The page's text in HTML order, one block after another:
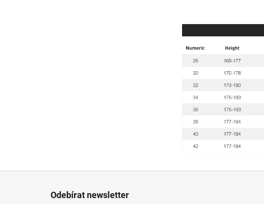
Odebírat newsletter